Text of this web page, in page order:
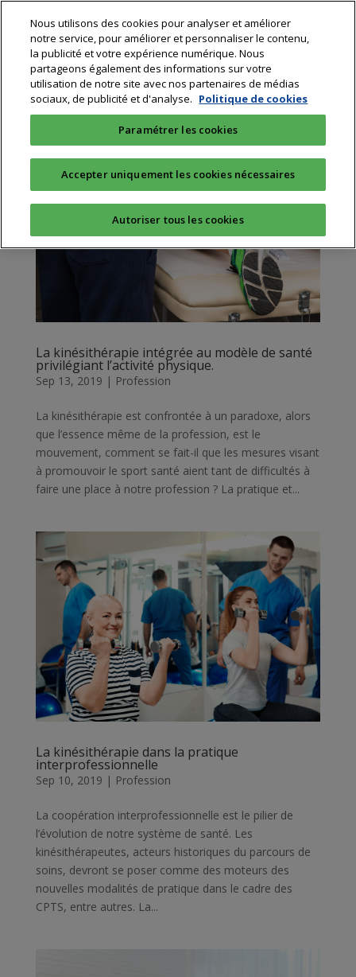
La kinésithérapie intégrée au modèle de santé
privilégiant l’activité physique.
Sep 13, 2019 | Profession
La kinésithérapie est confrontée à un paradoxe, alors
que l’essence même de la profession, est le
mouvement, comment se fait-il que les mesures visant
à promouvoir le sport santé aient tant de difficultés à
faire une place à notre profession ? La pratique et...
La kinésithérapie dans la pratique
interprofessionnelle
Sep 10, 2019 | Profession
La coopération interprofessionnelle est le pilier de
l’évolution de notre système de santé. Les
kinésithérapeutes, acteurs historiques du parcours de
soins, devront se poser comme des moteurs des
nouvelles modalités de pratique dans le cadre des
CPTS, entre autres. La...
Nous utilisons des cookies pour analyser et améliorer
notre service, pour améliorer et personnaliser le contenu,
la publicité et votre expérience numérique. Nous
partageons également des informations sur votre
utilisation de notre site avec nos partenaires de médias
sociaux, de publicité et d'analyse. Politique de cookies
Paramétrer les cookies
Accepter uniquement les cookies nécessaires
Autoriser tous les cookies